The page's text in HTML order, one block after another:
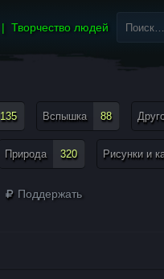
Творчество людей
Найти:
135 Вспышка 88
Природа 320 Рисунки и
Поддержать